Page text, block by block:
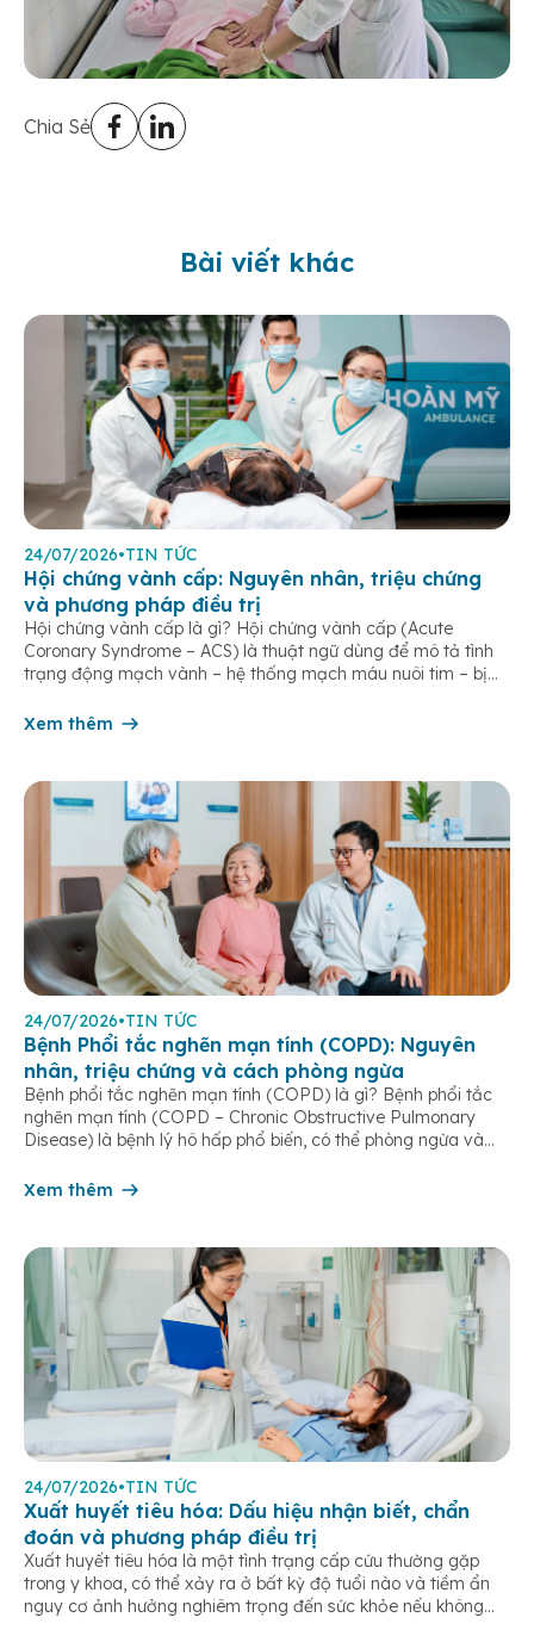
Chia Sẻ
Bài viết khác
24/07/2026•TIN TỨC
Hội chứng vành cấp: Nguyên nhân, triệu chứng
và phương pháp điều trị
Hội chứng vành cấp là gì? Hội chứng vành cấp (Acute
Coronary Syndrome – ACS) là thuật ngữ dùng để mô tả tình
trạng động mạch vành – hệ thống mạch máu nuôi tim – bị
đến cơ tim giảm hoặc ngừng đột ngột. […]
Xem thêm
24/07/2026•TIN TỨC
Bệnh Phổi tắc nghẽn mạn tính (COPD): Nguyên
nhân, triệu chứng và cách phòng ngừa
Bệnh phổi tắc nghẽn mạn tính (COPD) là gì? Bệnh phổi tắc
nghẽn mạn tính (COPD – Chronic Obstructive Pulmonary
Disease) là bệnh lý hô hấp phổ biến, có thể phòng ngừa và
chứng hô hấp mạn tính như khó thở, ho […]
Xem thêm
24/07/2026•TIN TỨC
Xuất huyết tiêu hóa: Dấu hiệu nhận biết, chẩn
đoán và phương pháp điều trị
Xuất huyết tiêu hóa là một tình trạng cấp cứu thường gặp
trong y khoa, có thể xảy ra ở bất kỳ độ tuổi nào và tiềm ẩn
nguy cơ ảnh hưởng nghiêm trọng đến sức khỏe nếu không